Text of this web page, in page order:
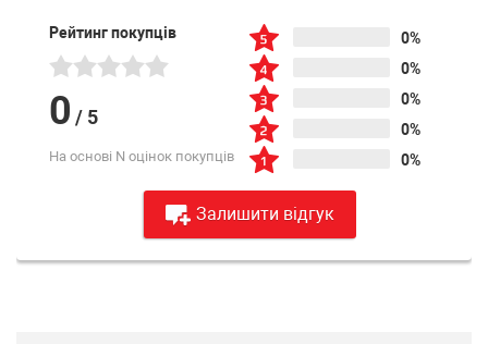
Рейтинг покупців
0 / 5
На основі N оцінок покупців
0%
0%
0%
0%
0%
Залишити відгук